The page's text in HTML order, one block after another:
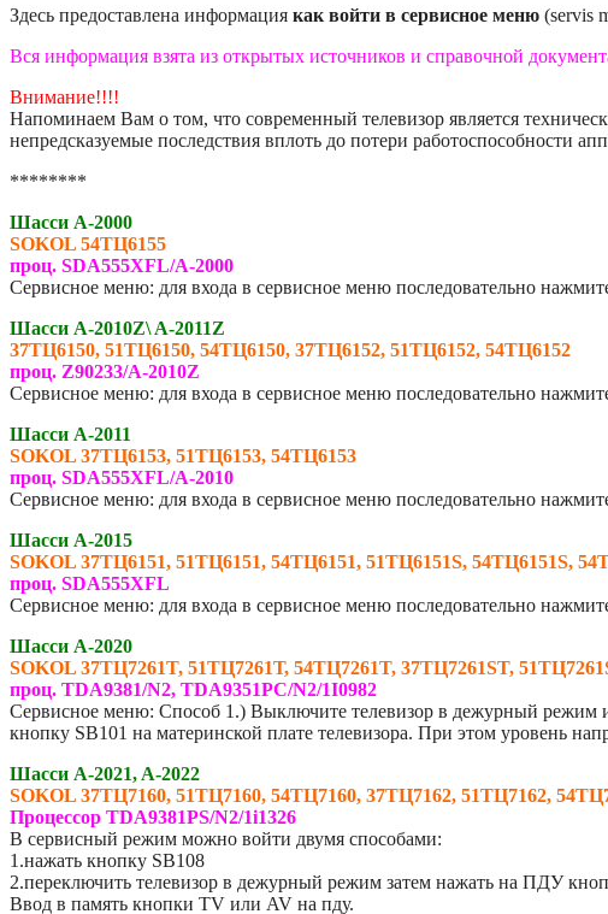
Здесь предоставлена информация как войти в сервисное меню (servis
Вся информация взята из открытых источников и справочной
Внимание!!!!
Напоминаем Вам о том, что современный телевизор является
непредсказуемые последствия вплоть до потери работоспособности
********
Шасси A-2000
SOKOL 54ТЦ6155
проц. SDA555XFL/A-2000
Сервисное меню: для входа в сервисное меню последовательно
Шасси A-2010Z\ A-2011Z
37ТЦ6150, 51ТЦ6150, 54ТЦ6150, 37ТЦ6152, 51ТЦ6152, 54ТЦ6152
проц. Z90233/A-2010Z
Сервисное меню: для входа в сервисное меню последовательно
Шасси A-2011
SOKOL 37ТЦ6153, 51ТЦ6153, 54ТЦ6153
проц. SDA555XFL/A-2010
Сервисное меню: для входа в сервисное меню последовательно
Шасси A-2015
SOKOL 37ТЦ6151, 51ТЦ6151, 54ТЦ6151, 51ТЦ6151S, 54ТЦ6151S,
проц. SDA555XFL
Сервисное меню: для входа в сервисное меню последовательно
Шасси A-2020
SOKOL 37ТЦ7261T, 51ТЦ7261Т, 54ТЦ7261T, 37ТЦ7261ST,
проц. TDA9381/N2, TDA9351PC/N2/1I0982
Сервисное меню: Способ 1.) Выключите телевизор в дежурный
кнопку SB101 на материнской плате телевизора. При этом уровень
Шасси A-2021, A-2022
SOKOL 37ТЦ7160, 51ТЦ7160, 54ТЦ7160, 37ТЦ7162, 51ТЦ7162,
Процессор TDA9381PS/N2/1i1326
В сервисный режим можно войти двумя способами:
1.нажать кнопку SB108
2.переключить телевизор в дежурный режим затем нажать на ПДУ
Ввод в память кнопки TV или AV на пду.